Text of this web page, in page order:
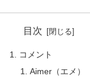
目次
コメント
Aimer（エメ）